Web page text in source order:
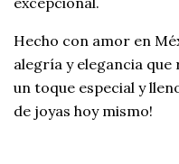
Hecho con amor en
alegría y elegancia que
un toque especial y
de joyas hoy mismo!